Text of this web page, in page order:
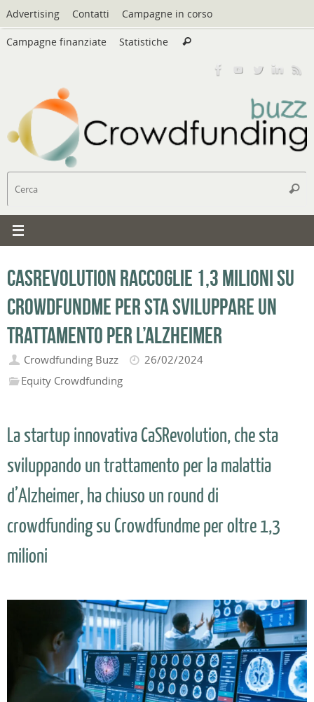
Vai
al
contenuto
Advertising Contatti Campagne in corso
Campagne finanziate Statistiche Cerca
Cerca
CaSRevolution raccoglie 1,3 milioni su
Crowdfundme per sta sviluppare un
trattamento per l’Alzheimer
Crowdfunding Buzz
26/02/2024
Equity Crowdfunding
La startup innovativa CaSRevolution, che sta
sviluppando un trattamento per la malattia
d’Alzheimer, ha chiuso un round di
crowdfunding su Crowdfundme per oltre 1,3
milioni